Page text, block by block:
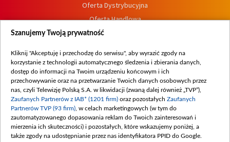
Oferta Dystrybucyjna
Oferta Handlowa
Dostępność
Procedura zgłoszeń wewnętrznych
Szanujemy Twoją prywatność
Kliknij "Akceptuję i przechodzę do serwisu", aby wyrazić zgody na
korzystanie z technologii automatycznego śledzenia i zbierania danych,
dostęp do informacji na Twoim urządzeniu końcowym i ich
przechowywanie oraz na przetwarzanie Twoich danych osobowych przez
nas, czyli Telewizję Polską S.A. w likwidacji (zwaną dalej również „TVP”),
Zaufanych Partnerów z IAB* (1201 firm) oraz pozostałych Zaufanych
Partnerów TVP (93 firm) , w celach marketingowych (w tym do
zautomatyzowanego dopasowania reklam do Twoich zainteresowań i
mierzenia ich skuteczności) i pozostałych, które wskazujemy poniżej, a
także zgody na udostępnianie przez nas identyfikatora PPID do Google.